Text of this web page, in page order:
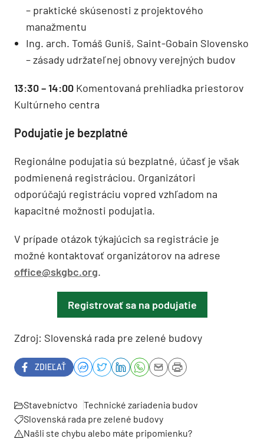
– praktické skúsenosti z projektového
manažmentu
Ing. arch. Tomáš Guniš, Saint-Gobain Slovensko
– zásady udržateľnej obnovy verejných budov
13:30 – 14:00 Komentovaná prehliadka priestorov
Kultúrneho centra
Podujatie je bezplatné
Regionálne podujatia sú bezplatné, účasť je však
podmienená registráciou. Organizátori
odporúčajú registráciu vopred vzhľadom na
kapacitné možnosti podujatia.
V prípade otázok týkajúcich sa registrácie je
možné kontaktovať organizátorov na adrese
office@skgbc.org.
Registrovať sa na podujatie
Zdroj: Slovenská rada pre zelené budovy
ZDIEĽAŤ
Stavebníctvo Technické zariadenia budov
Slovenská rada pre zelené budovy
Našli ste chybu alebo máte pripomienku?